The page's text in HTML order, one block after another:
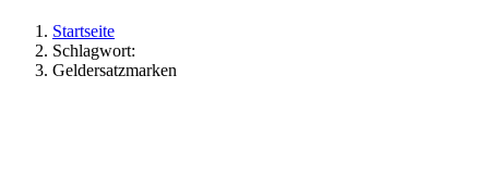
Startseite
Schlagwort:
Geldersatzmarken